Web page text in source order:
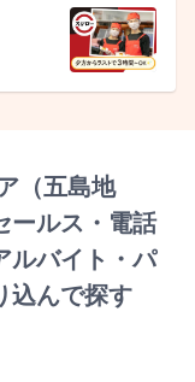
（五島地
ールス・電話
ルバイト・パ
込んで探す